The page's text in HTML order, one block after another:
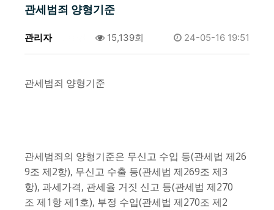
관세범죄 양형기준
관리자 15,139회 24-05-16 19:51
관세범죄 양형기준
관세범죄의 양형기준은 무신고 수입 등(관세법 제26
9조 제2항), 무신고 수출 등(관세법 제269조 제3
항), 과세가격, 관세율 거짓 신고 등(관세법 제270
조 제1항 제1호), 부정 수입(관세법 제270조 제2